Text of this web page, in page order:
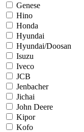
Genese
Hino
Honda
Hyundai
Hyundai/Doosan
Isuzu
Iveco
JCB
Jenbacher
Jichai
John Deere
Kipor
Kofo